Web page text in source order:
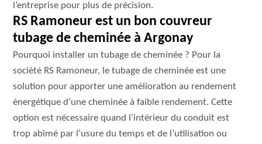
l’entreprise pour plus de précision.
RS Ramoneur est un bon couvreur
tubage de cheminée à Argonay
Pourquoi installer un tubage de cheminée ? Pour la
société RS Ramoneur, le tubage de cheminée est une
solution pour apporter une amélioration au rendement
énergétique d’une cheminée à faible rendement. Cette
option est nécessaire quand l’intérieur du conduit est
trop abîmé par l’usure du temps et de l’utilisation ou